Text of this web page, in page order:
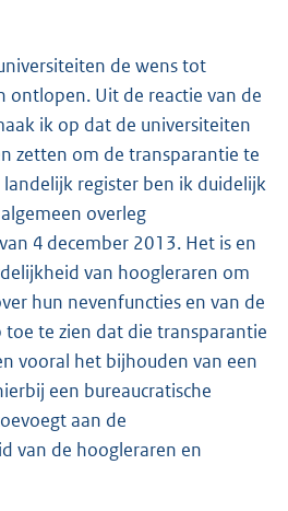
de wens tot
ontlopen. Uit de reactie van de
ik op dat de universiteiten
zetten om de transparantie te
register ben ik duidelijk
overleg
4 december 2013. Het is en
van hoogleraren om
hun nevenfuncties en van de
te zien dat die transparantie
vooral het bijhouden van een
een bureaucratische
aan de
van de hoogleraren en